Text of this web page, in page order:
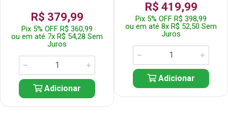
R$ 379,99
Pix 5% OFF R$ 360,99
ou em até 7x R$ 54,28 Sem
Juros
Adicionar
R$ 419,99
Pix 5% OFF R$ 398,99
ou em até 8x R$ 52,50 Sem
Juros
Adicionar